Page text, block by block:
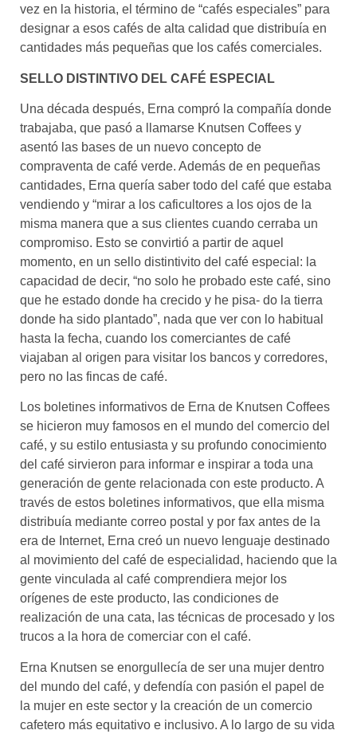
vez en la historia, el término de “cafés especiales” para
designar a esos cafés de alta calidad que distribuía en
cantidades más pequeñas que los cafés comerciales.
SELLO DISTINTIVO DEL CAFÉ ESPECIAL
Una década después, Erna compró la compañía donde
trabajaba, que pasó a llamarse Knutsen Coffees y
asentó las bases de un nuevo concepto de
compraventa de café verde. Además de en pequeñas
cantidades, Erna quería saber todo del café que estaba
vendiendo y “mirar a los caficultores a los ojos de la
misma manera que a sus clientes cuando cerraba un
compromiso. Esto se convirtió a partir de aquel
momento, en un sello distintivito del café especial: la
capacidad de decir, “no solo he probado este café, sino
que he estado donde ha crecido y he pisa- do la tierra
donde ha sido plantado”, nada que ver con lo habitual
hasta la fecha, cuando los comerciantes de café
viajaban al origen para visitar los bancos y corredores,
pero no las fincas de café.
Los boletines informativos de Erna de Knutsen Coffees
se hicieron muy famosos en el mundo del comercio del
café, y su estilo entusiasta y su profundo conocimiento
del café sirvieron para informar e inspirar a toda una
generación de gente relacionada con este producto. A
través de estos boletines informativos, que ella misma
distribuía mediante correo postal y por fax antes de la
era de Internet, Erna creó un nuevo lenguaje destinado
al movimiento del café de especialidad, haciendo que la
gente vinculada al café comprendiera mejor los
orígenes de este producto, las condiciones de
realización de una cata, las técnicas de procesado y los
trucos a la hora de comerciar con el café.
Erna Knutsen se enorgullecía de ser una mujer dentro
del mundo del café, y defendía con pasión el papel de
la mujer en este sector y la creación de un comercio
cafetero más equitativo e inclusivo. A lo largo de su vida